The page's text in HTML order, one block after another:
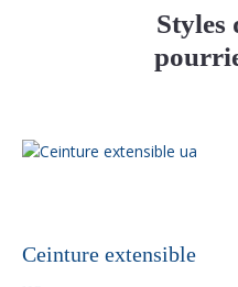
Styles
Ceinture extensible